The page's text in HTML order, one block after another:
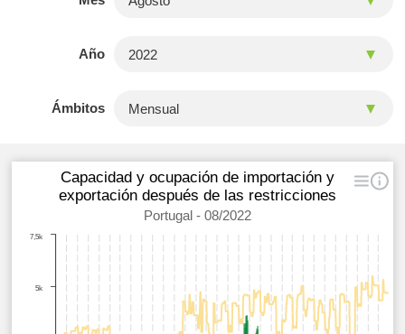
Año
Ámbitos
Capacidad y ocupación de importación y
exportación después de las restricciones
Portugal - 08/2022
5k
7,5k